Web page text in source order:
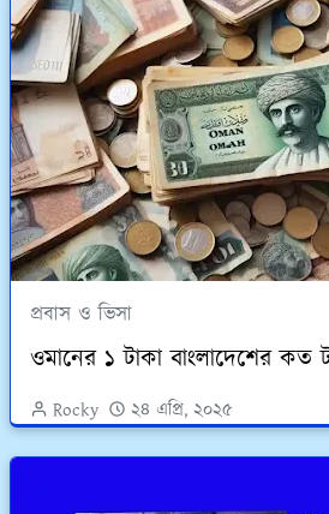
প্রবাস ও ভিসা
ওমানের ১ টাকা বাংলাদেশের কত
Rocky ২৪ এপ্রি, ২০২৫